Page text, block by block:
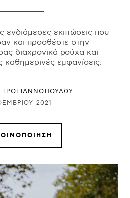
ενδιάμεσες εκπτώσεις που
και προσθέστε στην
διαχρονικά ρούχα και
καθημερινές εμφανίσεις.
2021